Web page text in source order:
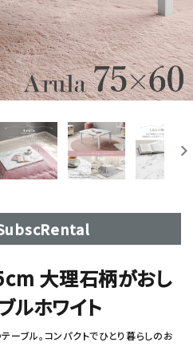
大理石柄がおし
ルホワイト
ブル。コンパクトでひとり暮らしのお